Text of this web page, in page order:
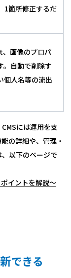
1箇所修正するだ
画像のプロパ
。自動で削除す
個人名等の流出
には運用を支
の詳細や、管理・
以下のページで
イントを解説～
できる